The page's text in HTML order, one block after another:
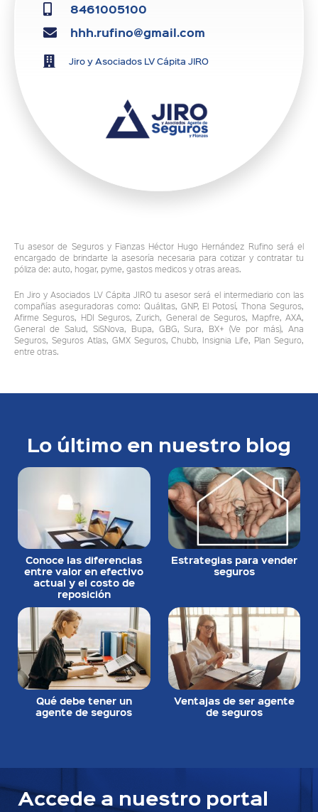
8461005100
hhh.rufino@gmail.com
Jiro y Asociados LV Cápita JIRO
Tu asesor de Seguros y Fianzas Héctor Hugo Hernández Rufino será el
encargado de brindarte la asesoría necesaria para cotizar y contratar tu
póliza de: auto, hogar, pyme, gastos medicos y otras areas.
En Jiro y Asociados LV Cápita JIRO tu asesor será el intermediario con las
compañías aseguradoras como: Quálitas, GNP, El Potosí, Thona Seguros,
Afirme Seguros, HDI Seguros, Zurich, General de Seguros, Mapfre, AXA,
General de Salud, SiSNova, Bupa, GBG, Sura, BX+ (Ve por más), Ana
Seguros, Seguros Atlas, GMX Seguros, Chubb, Insignia Life, Plan Seguro,
entre otras.
Lo último en nuestro blog
Conoce las diferencias
entre valor en efectivo
actual y el costo de
reposición
Estrategias para vender
seguros
Qué debe tener un
agente de seguros
Ventajas de ser agente
de seguros
Accede a nuestro portal